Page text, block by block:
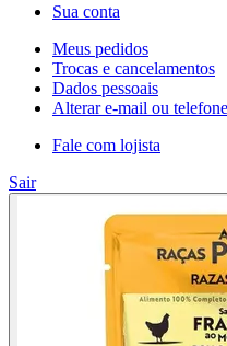
Sua conta
Meus pedidos
Trocas e cancelamentos
Dados pessoais
Alterar e-mail ou telefone
Fale com lojista
Sair